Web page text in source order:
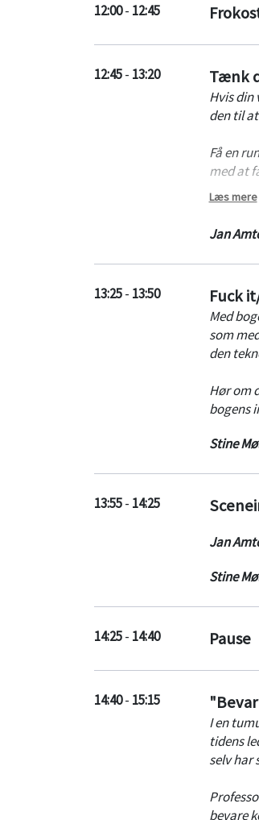
12:00- 12:45
12:45- 13:20 Tænk
Hvis din
den til
Få en
med at
Jan
kan
Læs mere
Jan
13:25- 13:50 Fuck
Med
som
den
Hør om
bogens
Stine
13:55- 14:25
Jan
Stine
14:25- 14:40 Pause
14:40- 15:15
I en
tidens
selv har
bevare